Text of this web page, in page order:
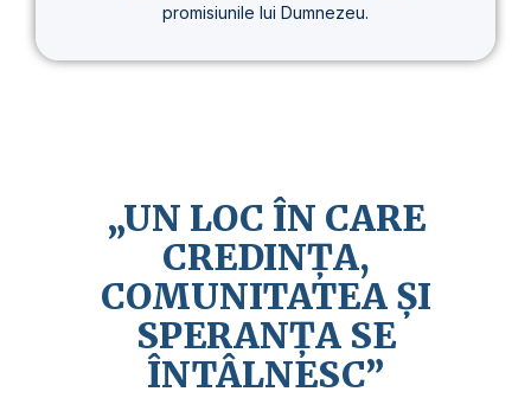
promisiunile lui Dumnezeu.
„UN LOC ÎN CARE
CREDINȚA,
COMUNITATEA ȘI
SPERANȚA SE
ÎNTÂLNESC”